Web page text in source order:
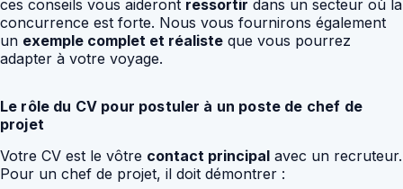
ces conseils vous aideront ressortir dans un secteur où la
concurrence est forte. Nous vous fournirons également
un exemple complet et réaliste que vous pourrez
adapter à votre voyage.
Le rôle du CV pour postuler à un poste de chef de
projet
Votre CV est le vôtre contact principal avec un recruteur.
Pour un chef de projet, il doit démontrer :